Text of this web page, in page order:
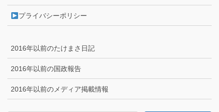
プライバシーポリシー
2016年以前のたけまさ日記
2016年以前の国政報告
2016年以前のメディア掲載情報